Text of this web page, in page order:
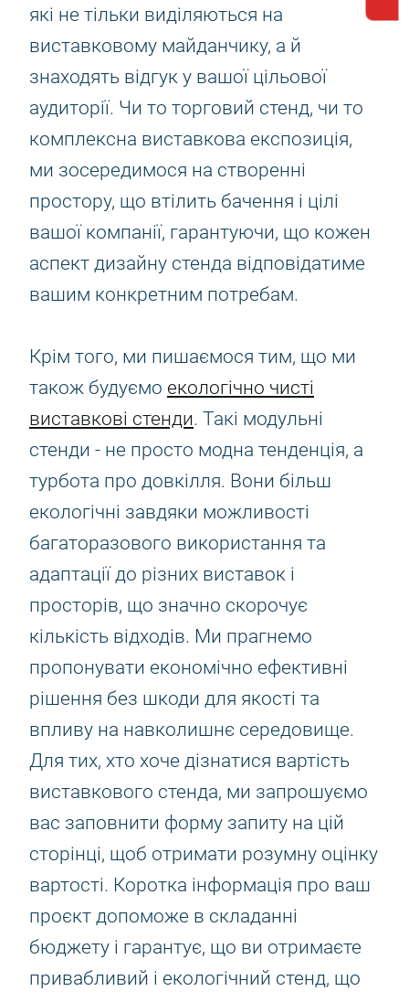
які не тільки виділяються на
виставковому майданчику, а й
знаходять відгук у вашої цільової
аудиторії. Чи то торговий стенд, чи то
комплексна виставкова експозиція,
ми зосередимося на створенні
простору, що втілить бачення і цілі
вашої компанії, гарантуючи, що кожен
аспект дизайну стенда відповідатиме
вашим конкретним потребам.
Крім того, ми пишаємося тим, що ми
також будуємо екологічно чисті
виставкові стенди. Такі модульні
стенди - не просто модна тенденція, а
турбота про довкілля. Вони більш
екологічні завдяки можливості
багаторазового використання та
адаптації до різних виставок і
просторів, що значно скорочує
кількість відходів. Ми прагнемо
пропонувати економічно ефективні
рішення без шкоди для якості та
впливу на навколишнє середовище.
Для тих, хто хоче дізнатися вартість
виставкового стенда, ми запрошуємо
вас заповнити форму запиту на цій
сторінці, щоб отримати розумну оцінку
вартості. Коротка інформація про ваш
проєкт допоможе в складанні
бюджету і гарантує, що ви отримаєте
привабливий і екологічний стенд, що